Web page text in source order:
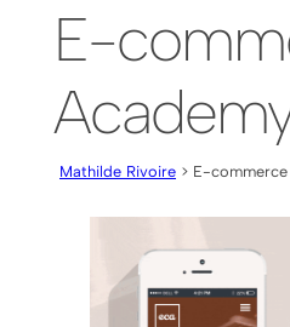
E-
Mathilde Rivoire > E-